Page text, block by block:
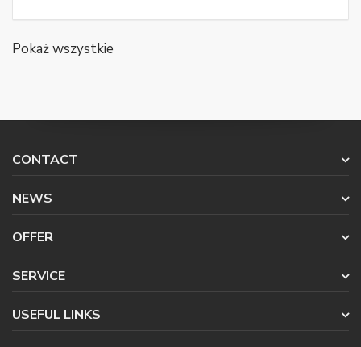
Pokaż wszystkie
CONTACT
NEWS
OFFER
SERVICE
USEFUL LINKS